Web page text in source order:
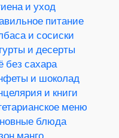
и уход
питание
и сосиски
и десерты
без сахара
и шоколад
и книги
меню
блюда